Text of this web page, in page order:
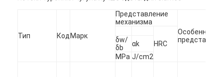
Тип Код Марк
Представление
механизма
Особенное
HRC
δw/
δb
αk
MPa J/cm2